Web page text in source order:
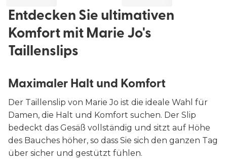
Entdecken Sie ultimativen
Komfort mit Marie Jo's
Taillenslips
Maximaler Halt und Komfort
Der Taillenslip von Marie Jo ist die ideale Wahl für
Damen, die Halt und Komfort suchen. Der Slip
bedeckt das Gesäß vollständig und sitzt auf Höhe
des Bauches höher, so dass Sie sich den ganzen Tag
über sicher und gestützt fühlen.